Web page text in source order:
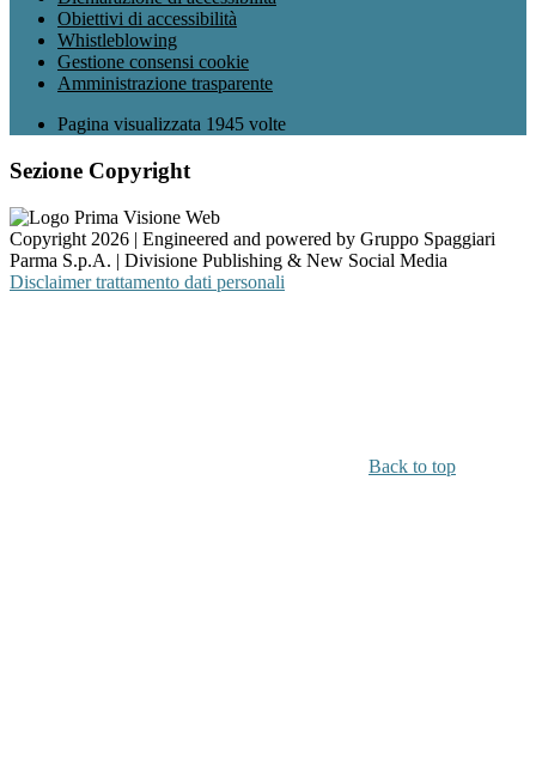
Obiettivi di accessibilità
Whistleblowing
Gestione consensi cookie
Amministrazione trasparente
Pagina visualizzata 1945 volte
Sezione Copyright
Copyright 2026 | Engineered and powered by Gruppo Spaggiari
Parma S.p.A. | Divisione Publishing & New Social Media
Disclaimer trattamento dati personali
Back to top